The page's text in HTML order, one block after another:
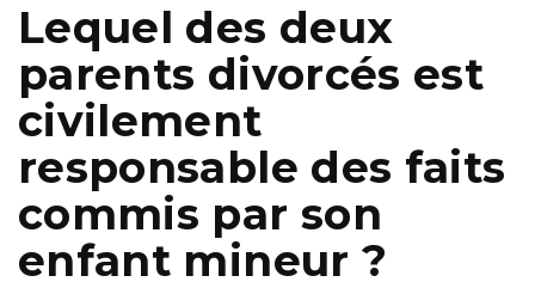
Lequel des deux
parents divorcés est
civilement
responsable des faits
commis par son
enfant mineur ?